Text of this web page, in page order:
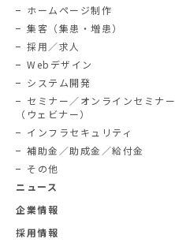
ホームページ制作
集客（集患・増患）
採用／求人
Webデザイン
システム開発
セミナー／オンラインセミナー
（ウェビナー）
インフラセキュリティ
補助金／助成金／給付金
その他
ニュース
企業情報
採用情報